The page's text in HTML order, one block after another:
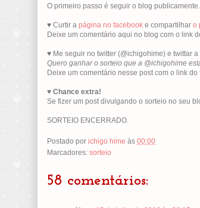
O primeiro passo é seguir o blog
♥ Curtir a página no facebook e compartilhar o
Deixe um comentário aqui no blog com o link
♥ Me seguir no twitter (@ichigohime) e twittar
Quero ganhar o sorteio que a @ichigohime
Deixe um comentário nesse post com o link do
♥ Chance extra!
Se fizer um post divulgando o sorteio no seu
SORTEIO ENCERRADO.
Postado por ichigo hime às 00:00
Marcadores: sorteio
58 comentários: